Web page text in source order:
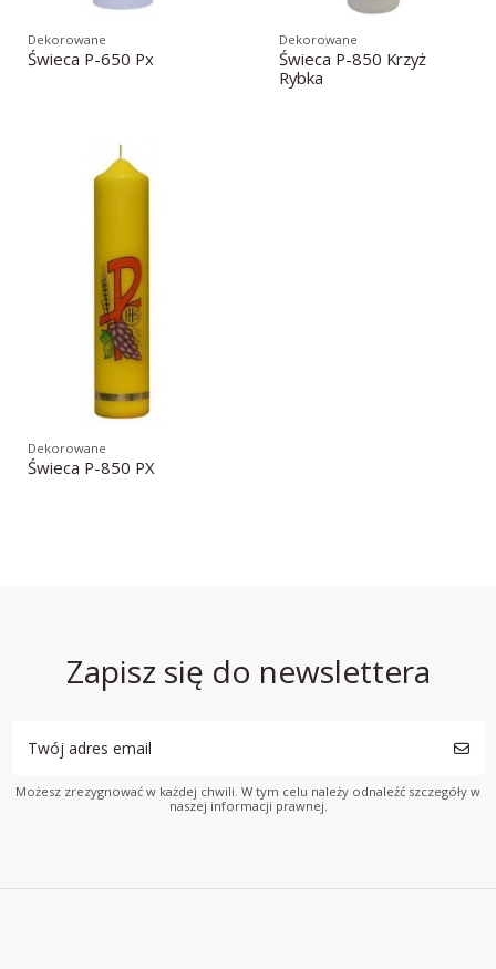
Dekorowane
Świeca P-650 Px
Dekorowane
Świeca P-850 Krzyż
Rybka
Dekorowane
Świeca P-850 PX
Zapisz się do newslettera
Możesz zrezygnować w każdej chwili. W tym celu należy odnaleźć szczegóły w
naszej informacji prawnej.